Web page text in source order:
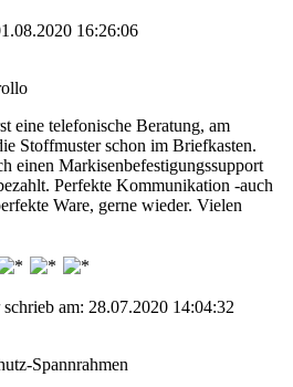
16:26:06
eine telefonische Beratung, am
Stoffmuster schon im Briefkasten.
einen Markisenbefestigungssupport
Perfekte Kommunikation -auch
Ware, gerne wieder. Vielen
schrieb am: 28.07.2020 14:04:32
Spannrahmen